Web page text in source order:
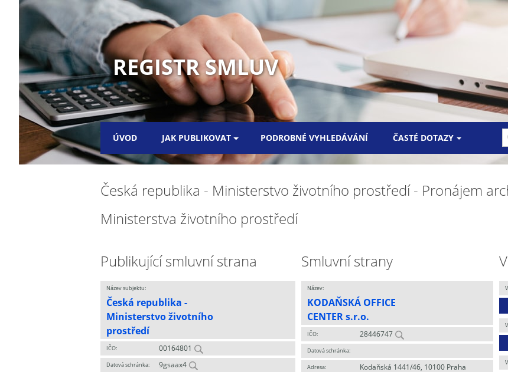
REGISTR SMLUV
ÚVOD JAK PUBLIKOVAT PODROBNÉ VYHLEDÁVÁNÍ ČASTÉ DOTAZY
Česká republika - Ministerstvo životního prostředí - Pronájem
Ministerstva životního prostředí
Publikující smluvní strana
Název subjektu:
Česká republika -
Ministerstvo životního
prostředí
IČO: 00164801
Datová schránka: 9gsaax4
Smluvní strany
Název:
KODAŇSKÁ OFFICE
CENTER s.r.o.
IČO: 28446747
Datová schránka:
Adresa: Kodaňská 1441/46, 10100 Praha